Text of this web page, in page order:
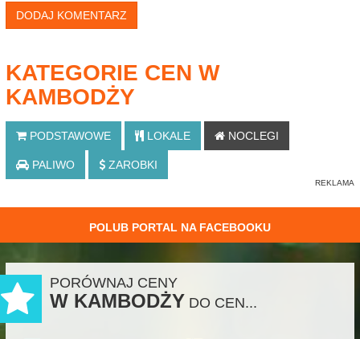
DODAJ KOMENTARZ
KATEGORIE CEN W
KAMBODŻY
PODSTAWOWE LOKALE NOCLEGI
PALIWO ZAROBKI
POLUB PORTAL NA FACEBOOKU
PORÓWNAJ CENY
W KAMBODŻY DO CEN...